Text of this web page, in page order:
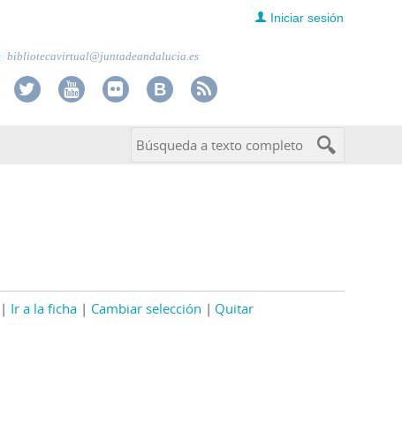
Iniciar sesión
bibliotecavirtual@juntadeandalucia.es
Ir a la ficha Cambiar selección Quitar